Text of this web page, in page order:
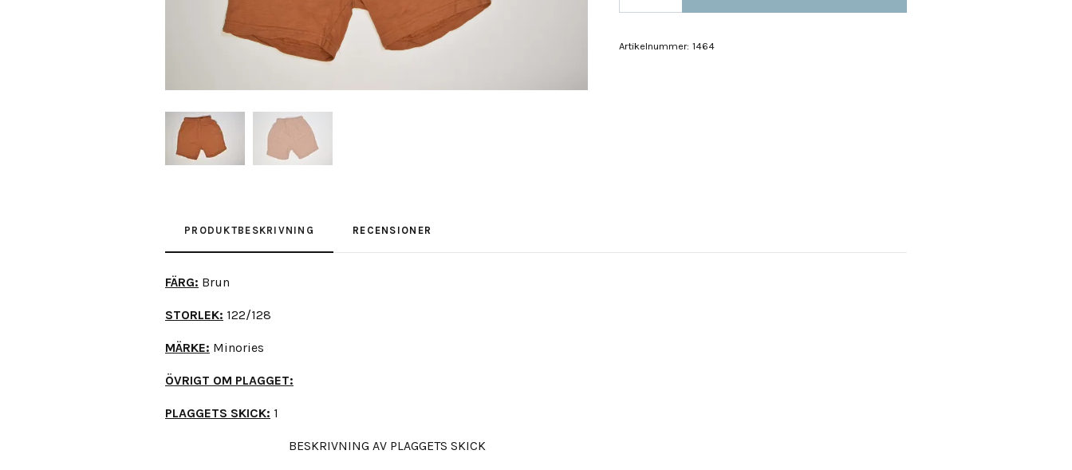
Artikelnummer: 1464
PRODUKTBESKRIVNING RECENSIONER
FÄRG: Brun
STORLEK: 122/128
MÄRKE: Minories
ÖVRIGT OM PLAGGET:
PLAGGETS SKICK: 1
BESKRIVNING AV PLAGGETS SKICK